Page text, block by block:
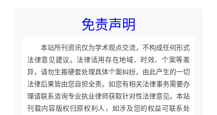
免责声明
本站所刊资讯仅为学术观点交流，不构成任何形式
法律意见建议。法律适用存在地域、时效、个案等差
异，请勿生搬硬套处理具体个案纠纷，由此产生的一切
法律后果皆由您自担全责。如您有相关法律事务需要办
理请联系咨询专业执业律师获取针对性法律意见。本站
刊载内容版权归原权利人，如涉及您的权益可联系处